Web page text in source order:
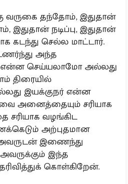
வருகை தந்தோம், இதுதான்
இதுதான் நடிப்பு, இதுதான்
கடந்து செல்ல மாட்டார்.
அந்த
என்ன செய்யலாமோ அல்லது
திரையில்
இயக்குநர் என்ன
அனைத்தையும் சரியாக
சரியாக வழங்கிட
அற்புதமான
அவருடன் இணைந்து
இந்த
கொள்கிறேன்.